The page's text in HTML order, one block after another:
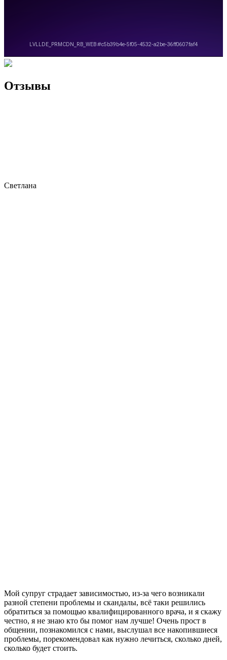
Отзывы
Светлана
Мой супруг страдает зависимостью, из-за чего возникали
разной степени проблемы и скандалы, всё таки решились
обратиться за помощью квалифицированного врача, и я скажу
честно, я не знаю кто бы помог нам лучше! Очень прост в
общении, познакомился с нами, выслушал все накопившиеся
проблемы, порекомендовал как нужно лечиться, сколько дней,
сколько будет стоить.